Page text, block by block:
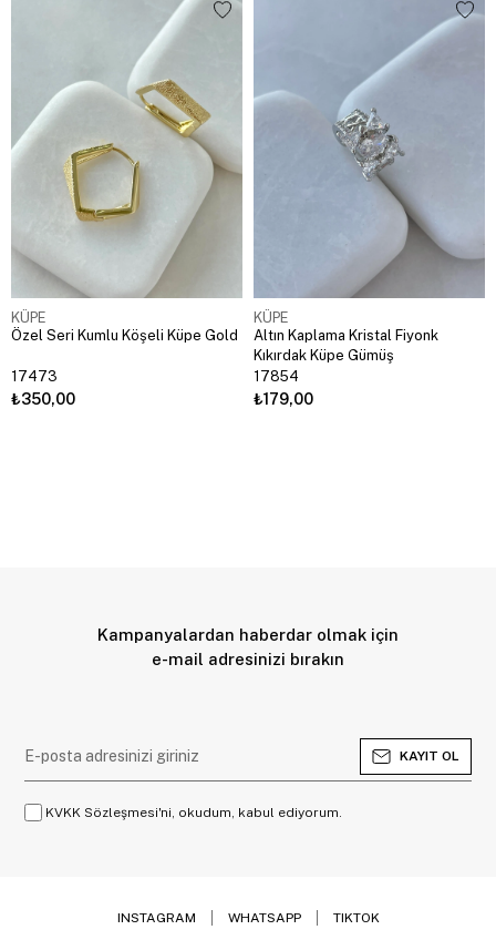
KÜPE
Özel Seri Kumlu Köşeli Küpe Gold
17473
₺350,00
KÜPE
Altın Kaplama Kristal Fiyonk
Kıkırdak Küpe Gümüş
17854
₺179,00
Kampanyalardan haberdar olmak için
e-mail adresinizi bırakın
KAYIT OL
KVKK Sözleşmesi'ni, okudum, kabul ediyorum.
INSTAGRAM WHATSAPP TIKTOK